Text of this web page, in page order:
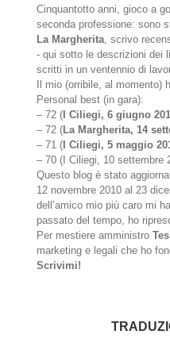
Cinquantotto anni, gioco a
seconda professione: sono
La Margherita, scrivo
- qui sotto le descrizioni dei
scritti in un ventennio di
Il mio (orribile, al momento)
Personal best (in gara):
– 72 ( I Ciliegi, 6 giugno
– 72 (La Margherita, 14
– 71 ( I Ciliegi, 5 maggio
– 70 (I Ciliegi, 10 settembre
Questo blog è stato
12 novembre 2010 al 23
dell’amico mio più caro mi
passato del tempo, ho
Per mestiere amministro
marketing e legali che ho
Scrivimi!